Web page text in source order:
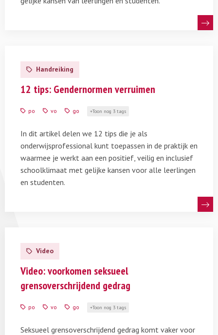
meer
verruimen
Handreiking
12 tips: Gendernormen verruimen
po vo go Toon nog 3 tags
In dit artikel delen we 12 tips die je als
onderwijsprofessional kunt toepassen in de praktijk en
waarmee je werkt aan een positief, veilig en inclusief
schoolklimaat met gelijke kansen voor alle leerlingen
en studenten.
meer
Video:
seksueel
grensoverschrijdend
Video
Video: voorkomen seksueel
grensoverschrijdend gedrag
po vo go Toon nog 3 tags
Seksueel grensoverschrijdend gedrag komt vaker voor